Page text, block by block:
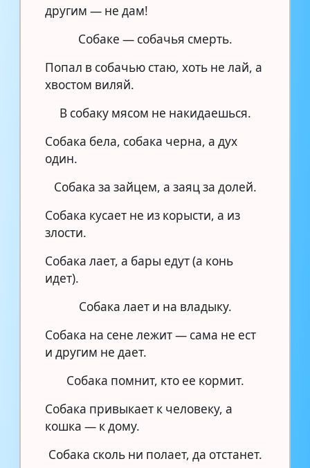
другим — не дам!
Собаке — собачья смерть.
Попал в собачью стаю, хоть не лай, а
хвостом виляй.
В собаку мясом не накидаешься.
Собака бела, собака черна, а дух
один.
Собака за зайцем, а заяц за долей.
Собака кусает не из корысти, а из
злости.
Собака лает, а бары едут (а конь
идет).
Собака лает и на владыку.
Собака на сене лежит — сама не ест
и другим не дает.
Собака помнит, кто ее кормит.
Собака привыкает к человеку, а
кошка — к дому.
Собака сколь ни полает, да отстанет.